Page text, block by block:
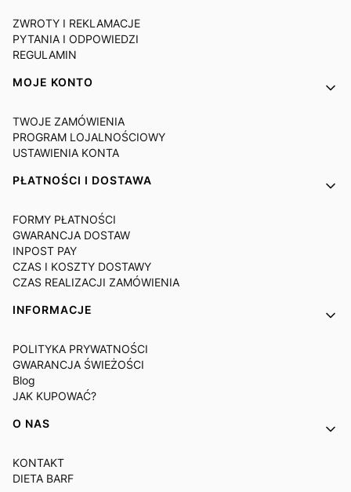
ZWROTY I REKLAMACJE
PYTANIA I ODPOWIEDZI
REGULAMIN
MOJE KONTO
TWOJE ZAMÓWIENIA
PROGRAM LOJALNOŚCIOWY
USTAWIENIA KONTA
PŁATNOŚCI I DOSTAWA
FORMY PŁATNOŚCI
GWARANCJA DOSTAW
INPOST PAY
CZAS I KOSZTY DOSTAWY
CZAS REALIZACJI ZAMÓWIENIA
INFORMACJE
POLITYKA PRYWATNOŚCI
GWARANCJA ŚWIEŻOŚCI
Blog
JAK KUPOWAĆ?
O NAS
KONTAKT
DIETA BARF